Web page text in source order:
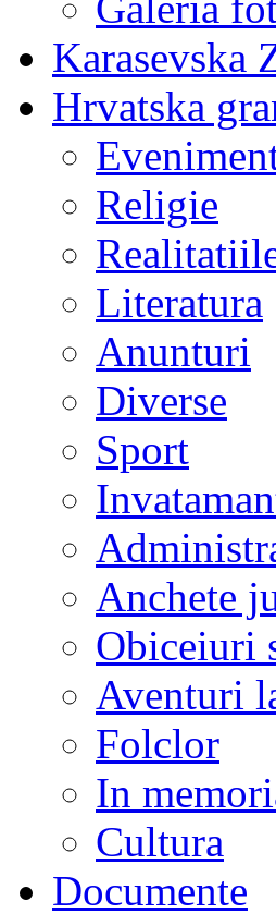
Karasevska
Hrvatska
Religie
Literatura
Anunturi
Diverse
Sport
Anchete
Obiceiuri
Aventuri
Folclor
In
Cultura
Documente